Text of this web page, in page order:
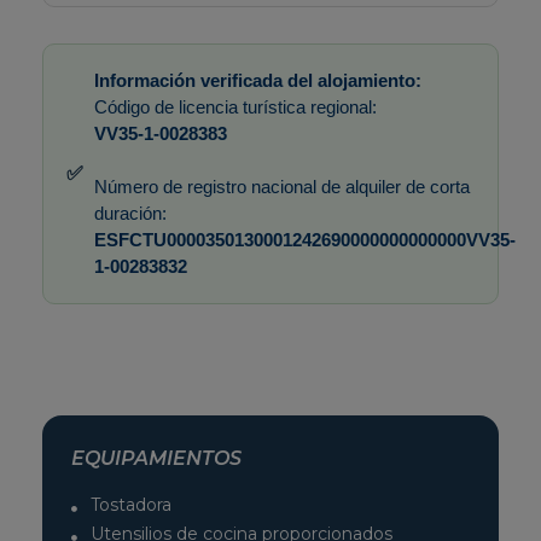
✅
Información verificada del alojamiento:
Código de licencia turística regional:
VV35-1-0028383
Número de registro nacional de alquiler de corta
duración:
ESFCTU0000350130001242690000000000000VV35-
1-00283832
EQUIPAMIENTOS
Tostadora
Utensilios de cocina proporcionados